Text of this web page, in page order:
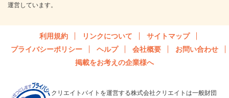
運営しています。
利用規約 リンクについて
サイトマップ
プライバシーポリシー
ヘルプ 会社概要
お問い合わせ
掲載をお考えの企業様へ
クリエイトバイトを運営する株式会社クリエイトは一般財団